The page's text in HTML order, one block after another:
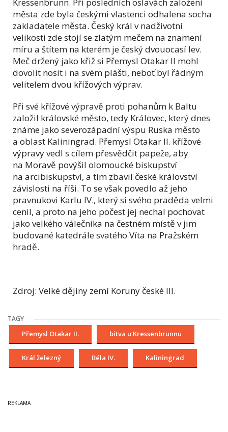
města zde byla českými vlastenci odhalena socha
zakladatele města. Český král v nadživotní
velikosti zde stojí se zlatým mečem na znamení
míru a štítem na kterém je český dvouocasí lev.
Meč držený jako křiž si Přemysl Otakar II mohl
dovolit nosit i na svém plášti, neboť byl řádným
velitelem dvou křížových výprav.
Při své křížové výpravě proti pohanům k Baltu
založil královské město, tedy Královec, který dnes
známe jako severozápadní výspu Ruska město
a oblast Kaliningrad. Přemysl Otakar II. křížové
výpravy vedl s cílem přesvědčit papeže, aby
na Moravě povýšil olomoucké biskupství
na arcibiskupství, a tím zbavil české království
závislosti na říši. To se však povedlo až jeho
pravnukovi Karlu IV., který si svého praděda velmi
cenil, a proto na jeho počest jej nechal pochovat
jako velkého válečníka na čestném místě v jim
budované katedrále svatého Víta na Pražském
hradě.
Zdroj: Velké dějiny zemí Koruny české III.
TAGY
Přemysl Otakar II. bitva u Kressenbrunnu
Král železný Béla IV. Kaliningrad